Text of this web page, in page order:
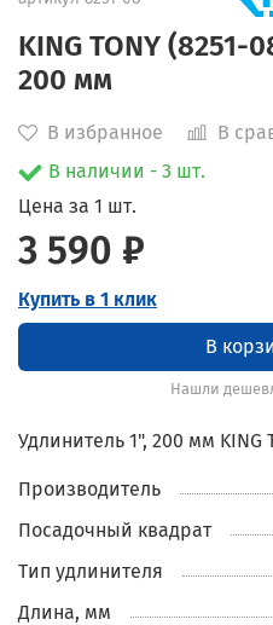
KING TONY (8251-
200 мм
В избранное
В
В наличии - 3 шт.
Цена за 1 шт.
3 590 ₽
Купить в 1 клик
В
Нашли
Удлинитель 1", 200 мм KING
Производитель
Посадочный квадрат
Тип удлинителя
Длина, мм